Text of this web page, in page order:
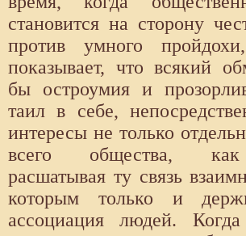
становится на сторону
против умного
показывает, что всякий
бы остроумия и
таил в себе,
интересы не только
всего общества, как
расшатывая ту связь
которым только и
ассоциация людей.